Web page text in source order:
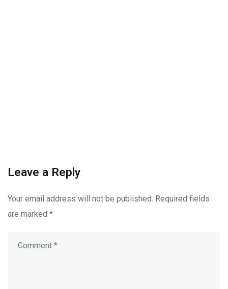
Leave a Reply
Your email address will not be published. Required fields
are marked *